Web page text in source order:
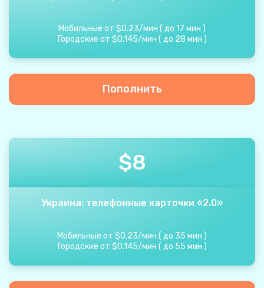
Мобильные от $0.23/мин ( до 17 мин )
Городские от $0.145/мин ( до 28 мин )
Пополнить
$8
Украина: телефонные карточки «2.0»
Мобильные от $0.23/мин ( до 35 мин )
Городские от $0.145/мин ( до 55 мин )